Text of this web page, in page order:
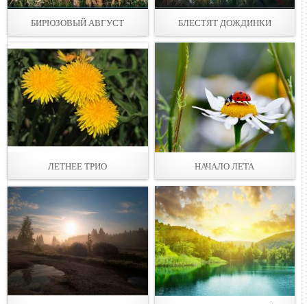
БИРЮЗОВЫЙ АВГУСТ БЛЕСТЯТ ДОЖДИНКИ
ЛЕТНЕЕ ТРИО НАЧАЛО ЛЕТА